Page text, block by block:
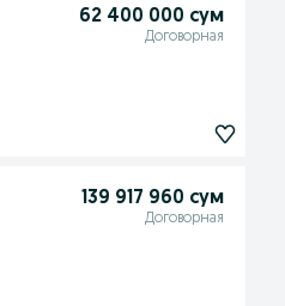
62 400 000 сум
Договорная
139 917 960 сум
Договорная